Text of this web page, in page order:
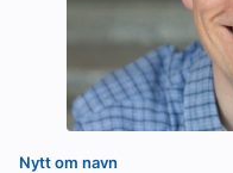
Nytt om navn